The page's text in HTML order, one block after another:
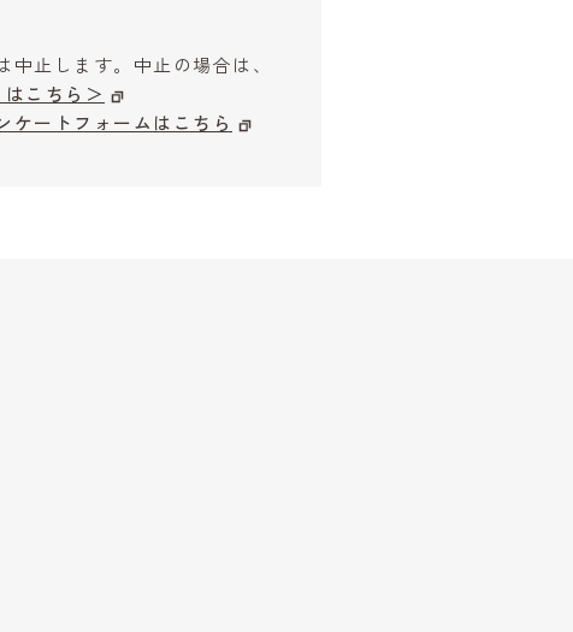
止します。中止の場合は、
こちら＞
ケートフォームはこちら